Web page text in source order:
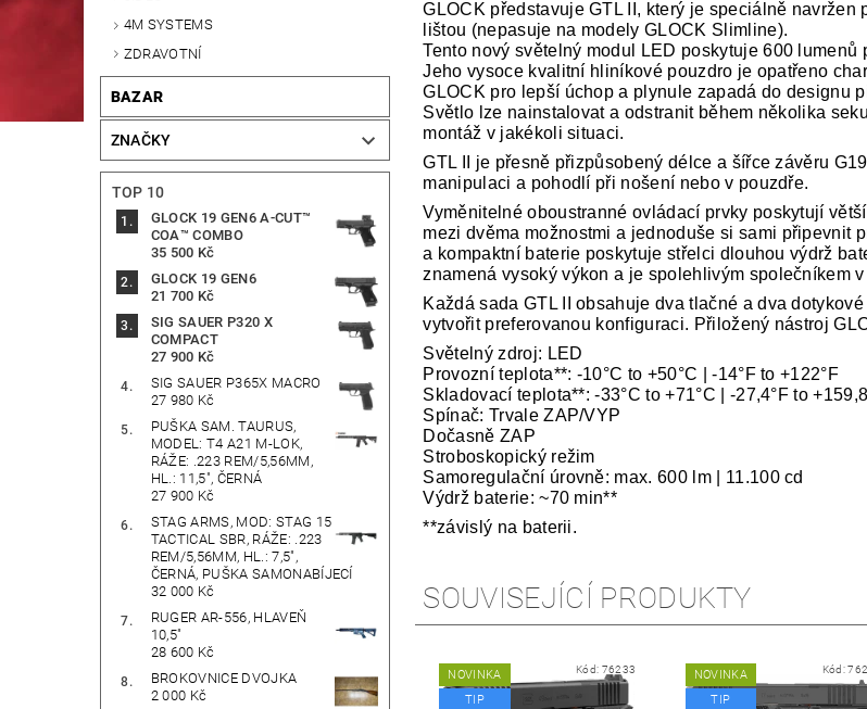
4M SYSTEMS
ZDRAVOTNÍ
BAZAR
ZNAČKY
TOP 10
GLOCK 19 GEN6 A-CUT™
COA™ COMBO
35 500 Kč
GLOCK 19 GEN6
21 700 Kč
SIG SAUER P320 X
COMPACT
27 900 Kč
SIG SAUER P365X MACRO
27 980 Kč
PUŠKA SAM. TAURUS,
MODEL: T4 A21 M-LOK,
RÁŽE: .223 REM/5,56MM,
HL.: 11,5", ČERNÁ
27 900 Kč
STAG ARMS, MOD: STAG 15
TACTICAL SBR, RÁŽE: .223
REM/5,56MM, HL.: 7,5",
ČERNÁ, PUŠKA SAMONABÍJECÍ
32 000 Kč
RUGER AR-556, HLAVEŇ
10,5"
28 600 Kč
BROKOVNICE DVOJKA
2 000 Kč
GLOCK představuje GTL II, který je speciálně navržen
lištou (nepasuje na modely GLOCK Slimline).
Tento nový světelný modul LED poskytuje 600 lumenů
Jeho vysoce kvalitní hliníkové pouzdro je opatřeno
GLOCK pro lepší úchop a plynule zapadá do designu
Světlo lze nainstalovat a odstranit během několika
montáž v jakékoli situaci.
GTL II je přesně přizpůsobený délce a šířce závěru
manipulaci a pohodlí při nošení nebo v pouzdře.
Vyměnitelné oboustranné ovládací prvky poskytují
mezi dvěma možnostmi a jednoduše si sami připevnit
a kompaktní baterie poskytuje střelci dlouhou výdrž
znamená vysoký výkon a je spolehlivým společníkem
Každá sada GTL II obsahuje dva tlačné a dva
vytvořit preferovanou konfiguraci. Přiložený nástroj
Světelný zdroj: LED
Provozní teplota**: -10°C to +50°C | -14°F to +122°F
Skladovací teplota**: -33°C to +71°C | -27,4°F to
Spínač: Trvale ZAP/VYP
Dočasně ZAP
Stroboskopický režim
Samoregulační úrovně: max. 600 lm | 11.100 cd
Výdrž baterie: ~70 min**
**závislý na baterii.
SOUVISEJÍCÍ PRODUKTY
NOVINKA
TIP
Kód: 76233
NOVINKA
TIP
Kód: